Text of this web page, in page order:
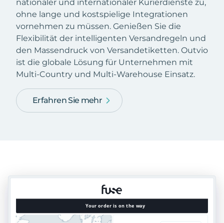
nationaler und internationaler Kurierdienste zu,
ohne lange und kostspielige Integrationen
vornehmen zu müssen. Genießen Sie die
Flexibilität der intelligenten Versandregeln und
den Massendruck von Versandetiketten. Outvio
ist die globale Lösung für Unternehmen mit
Multi-Country und Multi-Warehouse Einsatz.
Erfahren Sie mehr